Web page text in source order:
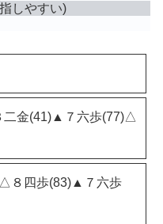
しやすい)
金(41)▲７六歩(77)△
８四歩(83)▲７六歩